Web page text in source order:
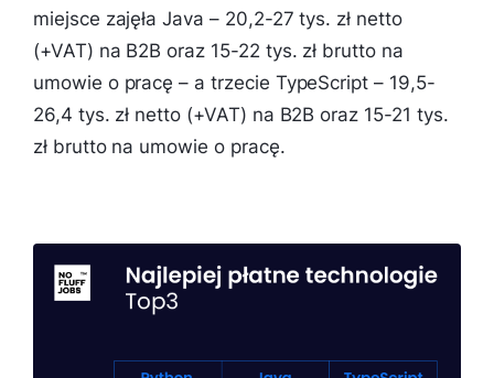
miejsce zajęła Java – 20,2-27 tys. zł netto
(+VAT) na B2B oraz 15-22 tys. zł brutto na
umowie o pracę – a trzecie TypeScript – 19,5-
26,4 tys. zł netto (+VAT) na B2B oraz 15-21 tys.
zł brutto na umowie o pracę.